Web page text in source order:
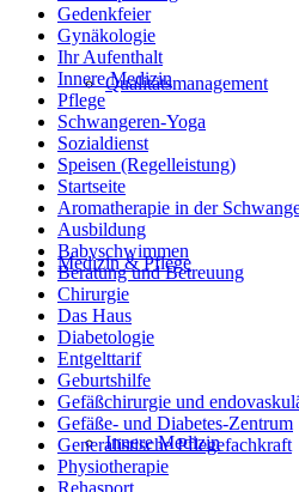
Qualitätsmanagement
Medizin & Pflege
Innere Medizin
Gedenkfeier
Gynäkologie
Ihr Aufenthalt
Innere Medizin
Pflege
Schwangeren-Yoga
Sozialdienst
Speisen (Regelleistung)
Startseite
Aromatherapie in der
Ausbildung
Babyschwimmen
Beratung und Betreuung
Chirurgie
Das Haus
Diabetologie
Entgelttarif
Geburtshilfe
Gefäßchirurgie und
Gefäße- und Diabetes-Zentrum
Generalistische Pflegefachkraft
Physiotherapie